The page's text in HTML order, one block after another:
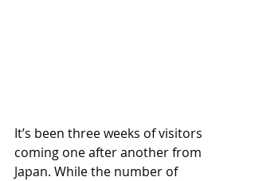
It’s been three weeks of visitors
coming one after another from
Japan. While the number of